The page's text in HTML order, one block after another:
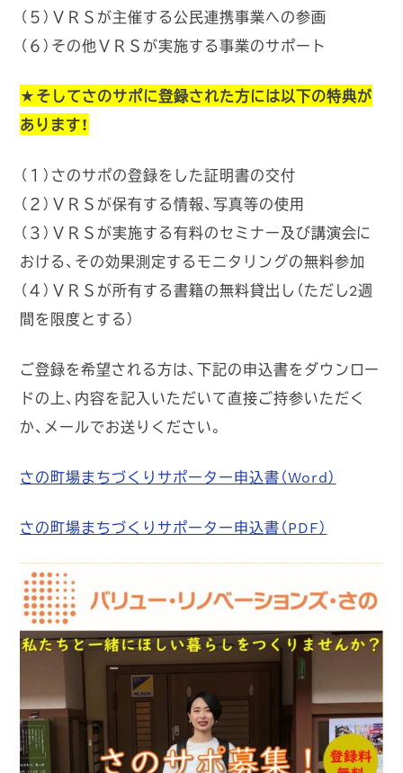
（５）ＶＲＳが主催する公民連携事業への参画
（６）その他ＶＲＳが実施する事業のサポート
★そしてさのサポに登録された方には以下の特典が
あります！
（１）さのサポの登録をした証明書の交付
（２）ＶＲＳが保有する情報、写真等の使用
（３）ＶＲＳが実施する有料のセミナー及び講演会に
おける、その効果測定するモニタリングの無料参加
（４）ＶＲＳが所有する書籍の無料貸出し（ただし2週
間を限度とする）
ご登録を希望される方は、下記の申込書をダウンロー
ドの上、内容を記入いただいて直接ご持参いただく
か、メールでお送りください。
さの町場まちづくりサポーター申込書（Word）
さの町場まちづくりサポーター申込書（PDF）